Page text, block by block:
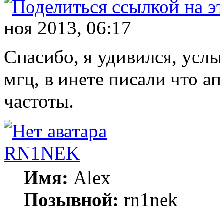
ноя 2013, 06:17
Спасибо, я удивился,
мгц, в инете писали что
частоты.
RN1NEK
Имя: Alex
Позывной: rn1nek